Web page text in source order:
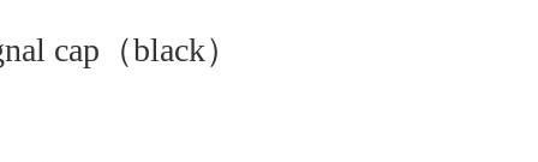
cap（black）